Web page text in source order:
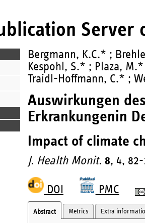
Server
Bergmann, K.C.* ;
Kespohl, S.* ; Plaza,
Traidl-Hoffmann, C.* ;
Auswirkungen
Erkrankungenin
Impact of climate
J. Health Monit. 8, 4,
DOI PMC
Abstract Metrics Extra